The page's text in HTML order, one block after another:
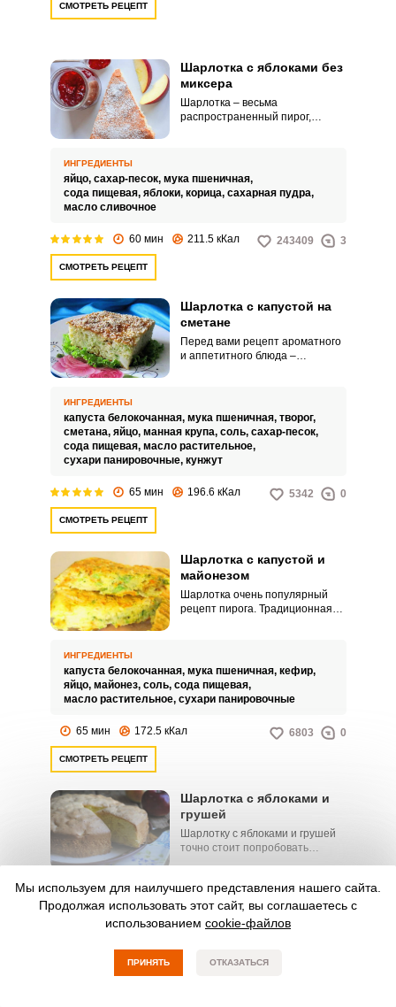
СМОТРЕТЬ РЕЦЕПТ
Шарлотка с яблоками без
миксера
Шарлотка – весьма
распространенный пирог,
ИНГРЕДИЕНТЫ
яйцо, сахар-песок, мука пшеничная,
сода пищевая, яблоки, корица, сахарная пудра,
масло сливочное
60 мин 211.5 кКал 243409 3
СМОТРЕТЬ РЕЦЕПТ
Шарлотка с капустой на
сметане
Перед вами рецепт ароматного
и аппетитного блюда –
грушами, свежими или
замороженными ягодами.
ИНГРЕДИЕНТЫ
капуста белокочанная, мука пшеничная, творог,
сметана, яйцо, манная крупа, соль, сахар-песок,
сода пищевая, масло растительное,
сухари панировочные, кунжут
65 мин 196.6 кКал 5342 0
СМОТРЕТЬ РЕЦЕПТ
Шарлотка с капустой и
майонезом
Шарлотка очень популярный
рецепт пирога. Традиционная
ИНГРЕДИЕНТЫ
капуста белокочанная, мука пшеничная, кефир,
яйцо, майонез, соль, сода пищевая,
масло растительное, сухари панировочные
65 мин 172.5 кКал 6803 0
СМОТРЕТЬ РЕЦЕПТ
Шарлотка с яблоками и
грушей
Шарлотку с яблоками и грушей
точно стоит попробовать
готовят в каждой семье.
Рецептов этого пирога очень
много.
ИНГРЕДИЕНТЫ
яйцо,сахар-песок,мука пшеничная,
разрыхлитель теста,яблоки,груша,корица,
169.9 кКал
Мы используем для наилучшего представления нашего сайта.
Продолжая использовать этот сайт, вы соглашаетесь с
использованием cookie-файлов
ПРИНЯТЬ ОТКАЗАТЬСЯ